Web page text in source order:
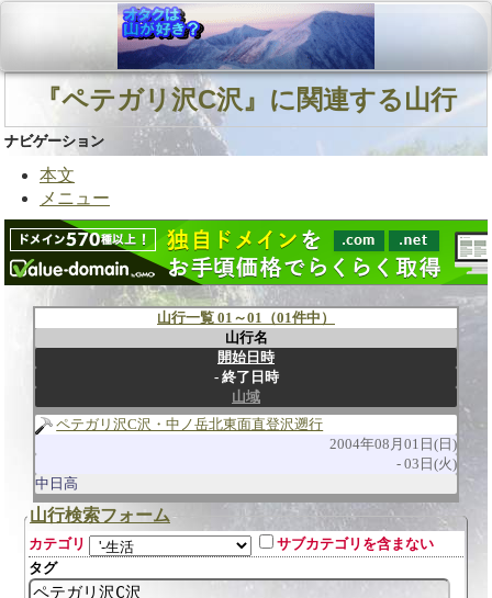
『ペテガリ沢C沢』に関連する山行
ナビゲーション
本文
メニュー
山行一覧 01～01（01件中）
山行名
開始日時
終了日時
山域
ペテガリ沢C沢・中ノ岳北東面直登沢遡行
2004年08月01日(日)
03日(火)
中日高
山行検索フォーム
カテゴリ
サブカテゴリを含まない
タグ